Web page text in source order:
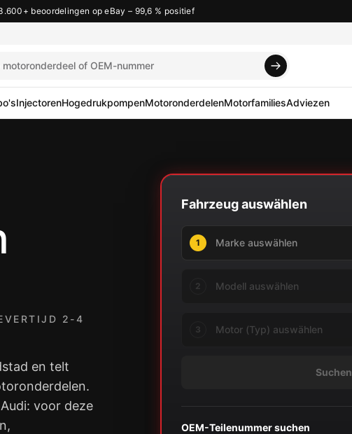
beoordelingen op eBay – 99,6 % positief
InjectorenHogedrukpompenMotoronderdelenMotorfamiliesAdviezen
2-4
en telt
voor deze
Fahrzeug auswählen
1
2
3
Suchen
OEM-Teilenummer suchen